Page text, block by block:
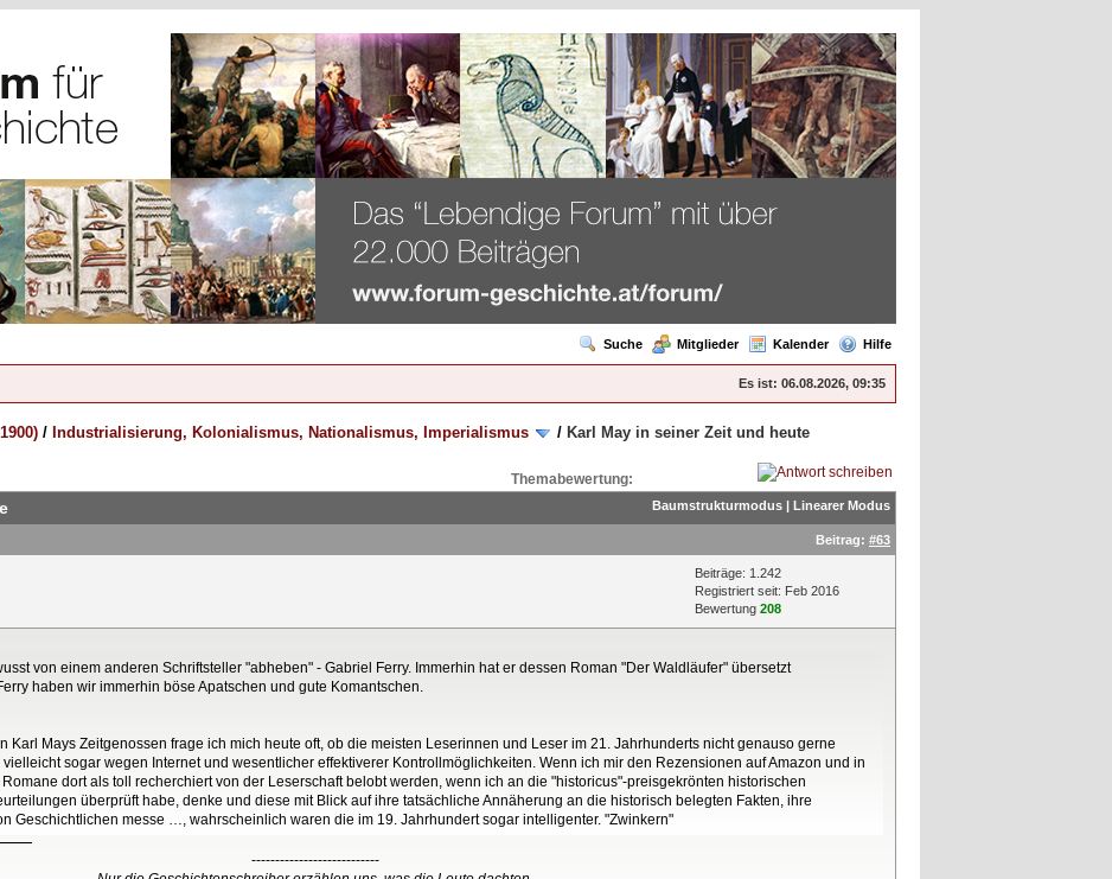
Suche Mitglieder Kalender Hilfe
Es ist: 06.08.2026, 09:35
/ Industrialisierung, Kolonialismus, Nationalismus, Imperialismus / Karl May in seiner Zeit und heute
Themabewertung:
Baumstrukturmodus | Linearer Modus
Beitrag: #63
Beiträge: 1.242
Registriert seit: Feb 2016
Bewertung 208
von einem anderen Schriftsteller "abheben" - Gabriel Ferry. Immerhin hat er dessen Roman "Der Waldläufer" übersetzt
haben wir immerhin böse Apatschen und gute Komantschen.
Karl Mays Zeitgenossen frage ich mich heute oft, ob die meisten Leserinnen und Leser im 21. Jahrhunderts nicht genauso gerne
sogar wegen Internet und wesentlicher effektiverer Kontrollmöglichkeiten. Wenn ich mir den Rezensionen auf Amazon und in
dort als toll recherchiert von der Leserschaft belobt werden, wenn ich an die "historicus"-preisgekrönten historischen
überprüft habe, denke und diese mit Blick auf ihre tatsächliche Annäherung an die historisch belegten Fakten, ihre
Geschichtlichen messe …, wahrscheinlich waren die im 19. Jahrhundert sogar intelligenter. "Zwinkern"
---------------------------